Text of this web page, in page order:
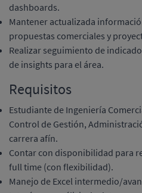
dashboards.
Mantener actualizada
propuestas comerciales y
Realizar seguimiento de
de insights para el área.
Requisitos
Estudiante de Ingeniería
Control de Gestión,
carrera afín.
Contar con disponibilidad para
full time (con flexibilidad).
Manejo de Excel intermedio/